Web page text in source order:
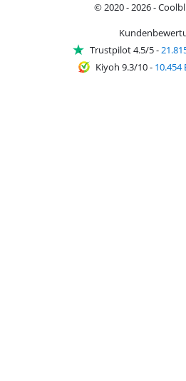
© 2020 - 2026 -
Trustpilot 4.5/5-
Kiyoh 9.3/10-